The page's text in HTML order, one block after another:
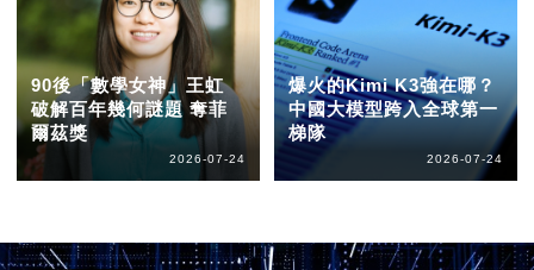
90後「數學女神」王虹
破解百年幾何謎題 奪菲
爾茲獎
2026-07-24
爆火的Kimi K3強在哪？
中國大模型跨入全球第一
梯隊
2026-07-24